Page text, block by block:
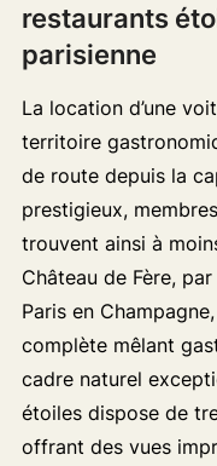
restaurants
parisienne
La location d’une
territoire
de route depuis la
prestigieux,
trouvent ainsi à
Château de Fère,
Paris en
complète mêlant
cadre naturel
étoiles dispose de
offrant des vues